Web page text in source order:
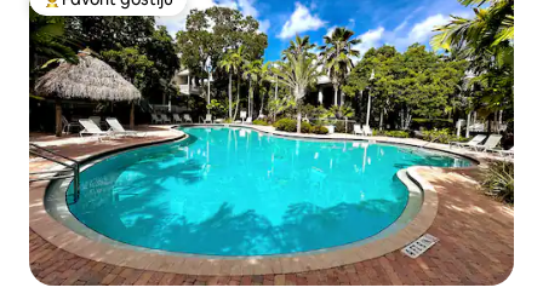
Glavni favorit gostiju